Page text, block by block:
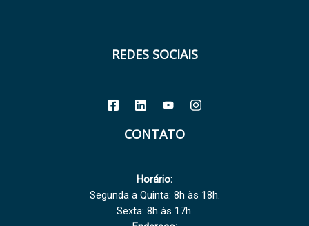
REDES SOCIAIS
CONTATO
Horário:
Segunda a Quinta: 8h às 18h.
Sexta: 8h às 17h.